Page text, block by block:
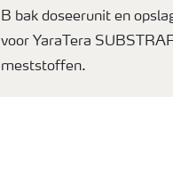
B bak doseerunit en
voor YaraTera
meststoffen.